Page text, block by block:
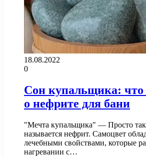
18.08.2022
0
Сон купальщика: что
о нефрите для бани
"Мечта купальщика" — Просто
называется нефрит. Самоцвет
лечебными свойствами, которые
нагревании с…